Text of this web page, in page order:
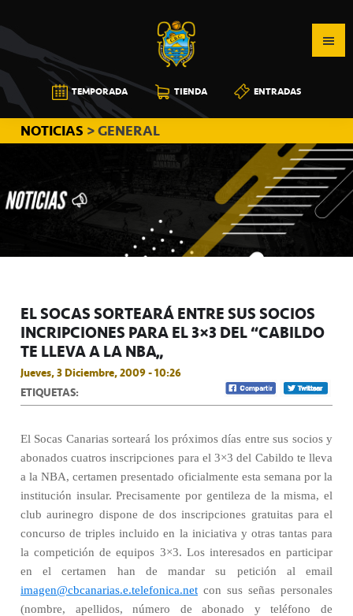
a
la
navegación
principal
al
contenido
principal
a
la
barra
lateral
principal
CB
CANARIAS
TEMPORADA TIENDA ENTRADAS
NOTICIAS > GENERAL
EL SOCAS SORTEARÁ ENTRE SUS SOCIOS
INCRIPCIONES PARA EL 3×3 DEL “CABILDO
TE LLEVA A LA NBA”
Jueves, 3 Diciembre, 2009 - 10:26
ETIQUETAS:
El Socas Canarias sorteará los próximos días entre sus socios y
abonados cuatros inscripciones para el 3×3 del Cabildo te lleva
a la NBA, certamen presentado oficialmente esta semana por la
institución insular. Precisamente por gentileza de la misma, el
club aurinegro dispone de dos inscripciones gratuitas para el
concurso de triples incluido en la iniciativa y otras tantas para
la competición de equipos 3×3. Los interesados en participar
en el certamen han de mandar su petición al email
imagen@cbcanarias.e.telefonica.net con sus señas personales
(nombre, apellidos, número de abonado y teléfono de